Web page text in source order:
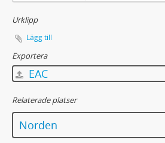
Urklipp
Lägg till
Exportera
EAC
Relaterade platser
Norden